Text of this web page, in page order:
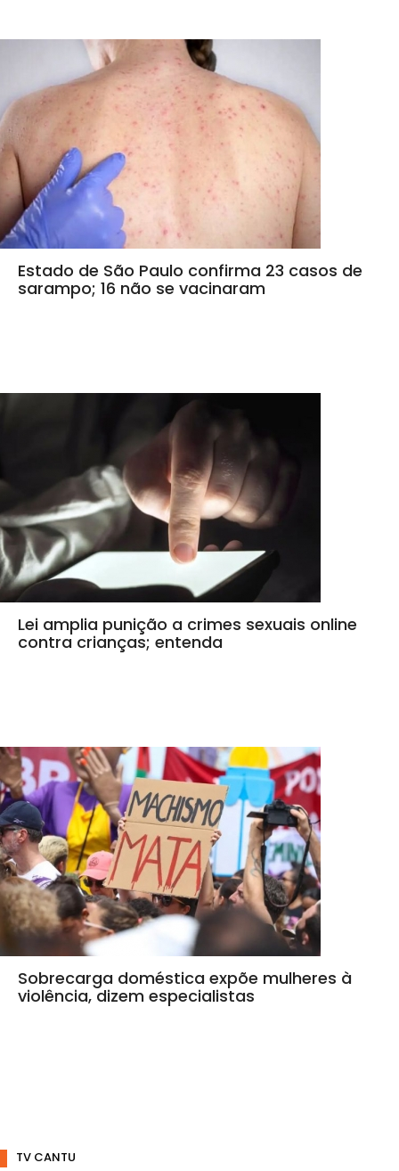
Estado de São Paulo confirma 23 casos de
sarampo; 16 não se vacinaram
Lei amplia punição a crimes sexuais online
contra crianças; entenda
Sobrecarga doméstica expõe mulheres à
violência, dizem especialistas
TV CANTU